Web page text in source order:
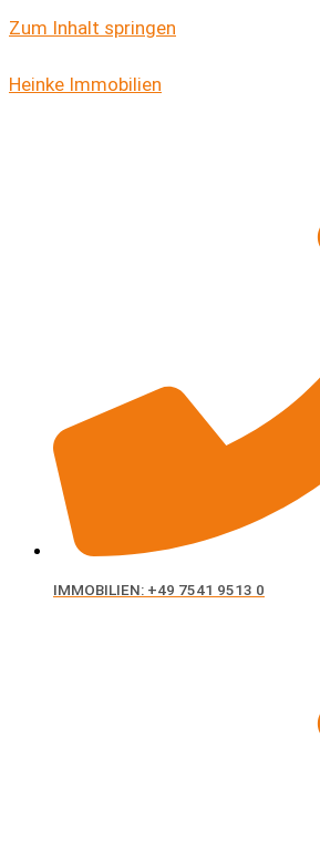
Zum Inhalt springen
Heinke Immobilien
IMMOBILIEN: +49 7541 9513 0